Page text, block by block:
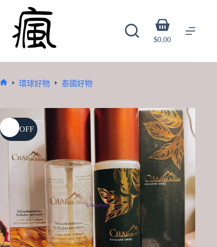
content
Shopping
cart
$0.00
環球好物 泰國好物
16% OFF